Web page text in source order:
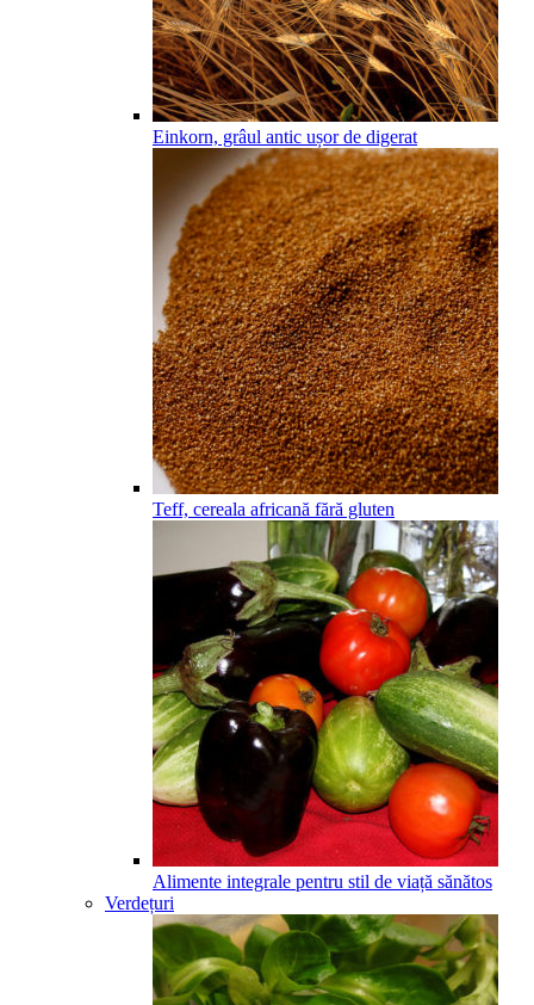
Einkorn, grâul antic ușor de digerat
Teff, cereala africană fără gluten
Alimente integrale pentru stil de viață sănătos
Verdețuri